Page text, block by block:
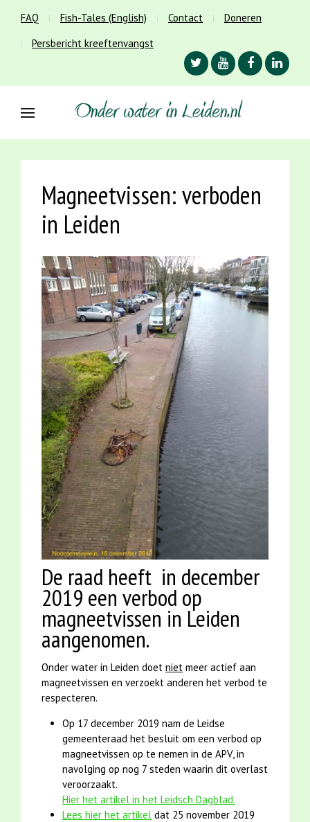
FAQ Fish-Tales (English) Contact
Doneren
Persbericht kreeftenvangst
Magneetvissen: verboden
in Leiden
De raad heeft in december
2019 een verbod op
magneetvissen in Leiden
aangenomen.
Onder water in Leiden doet niet meer actief aan
magneetvissen en verzoekt anderen het verbod te
respecteren.
Op 17 december 2019 nam de Leidse
gemeenteraad het besluit om een verbod op
magneetvissen op te nemen in de APV, in
navolging op nog 7 steden waarin dit overlast
veroorzaakt.
Hier het artikel in het Leidsch Dagblad.
Lees hier het artikel dat 25 november 2019